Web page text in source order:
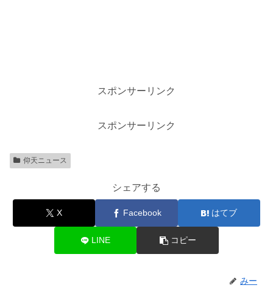
スポンサーリンク
スポンサーリンク
仰天ニュース
シェアする
X Facebook はてブ
LINE コピー
みー